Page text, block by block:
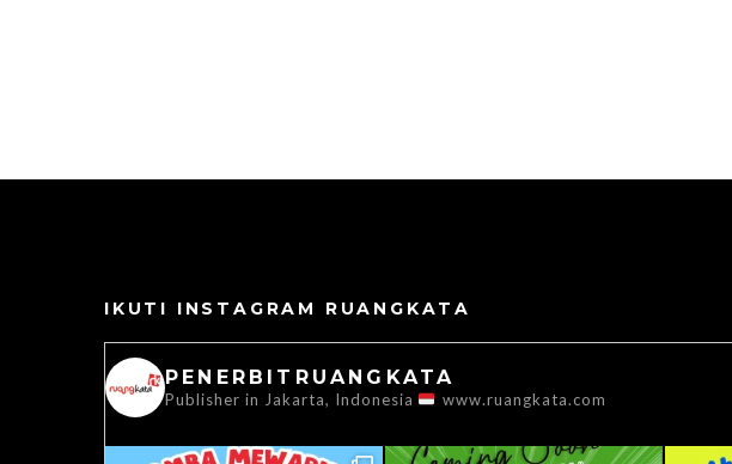
IKUTI INSTAGRAM RUANGKATA
PENERBITRUANGKATA
Publisher in Jakarta, Indonesia www.ruangkata.com